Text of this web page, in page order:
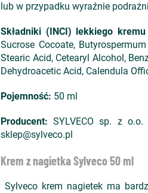
lub w przypadku wyraźnie
Składniki (INCI) lekkiego kremu
Sucrose Cocoate,
Stearic Acid, Cetearyl Alcohol,
Dehydroacetic Acid, Calendula
Pojemność: 50 ml
Producent: SYLVECO sp. z
sklep@sylveco.pl
Krem z nagietka Sylveco 50 ml
Sylveco krem nagietek ma